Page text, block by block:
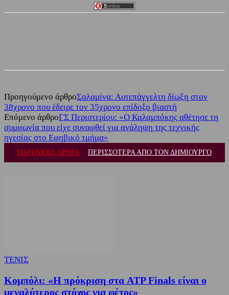
Προηγούμενο άρθροΣαλαμίνα: Αυτεπάγγελτη δίωξη στον
38χρονο που έδειρε τον 35χρονο επίδοξο βιαστή
Επόμενο άρθροΓΣ Περιστερίου: «Ο Καλαμπόκης αθέτησε τη
συμφωνία που είχε συναφθεί για ανάληψη της τεχνικής
ηγεσίας στο Εφηβικό τμήμα»
ΠΑΡΟΜΟΙΑ ΑΡΘΡΑ ΠΕΡΙΣΣΟΤΕΡΑ ΑΠΟ ΤΟΝ ΔΗΜΙΟΥΡΓΟ
ΤΕΝΙΣ
Κομπόλι: «Η πρόκριση στα ATP Finals είναι ο
μεγαλύτερος στόχος για φέτος»